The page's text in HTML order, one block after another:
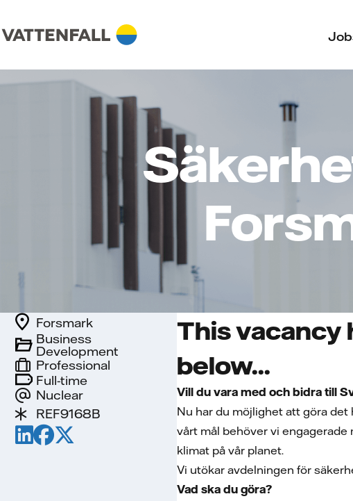
Full-time
Nuclear
Business
Development
Forsmark
Professional
REF9168B
This vacancy
below...
Vill du vara med och bidra till
Nu har du möjlighet att göra det
vårt mål behöver vi
klimat på vår planet.
Vi utökar avdelningen för
Vad ska du göra?